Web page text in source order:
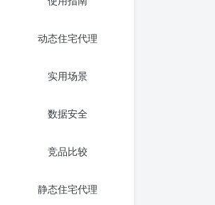
动态住宅代理
实用场景
数据安全
竞品比较
静态住宅代理